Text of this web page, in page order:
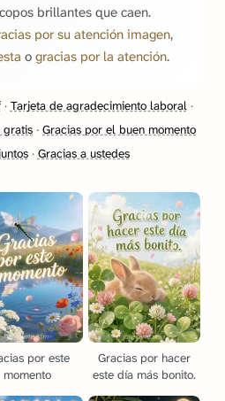
brillantes que caen.
por su atención imagen,
o gracias por la atención.
· Tarjeta de agradecimiento laboral·
gratis · Gracias por el buen momento
· Gracias a ustedes
por este
momento
Gracias por hacer
este día más bonito.